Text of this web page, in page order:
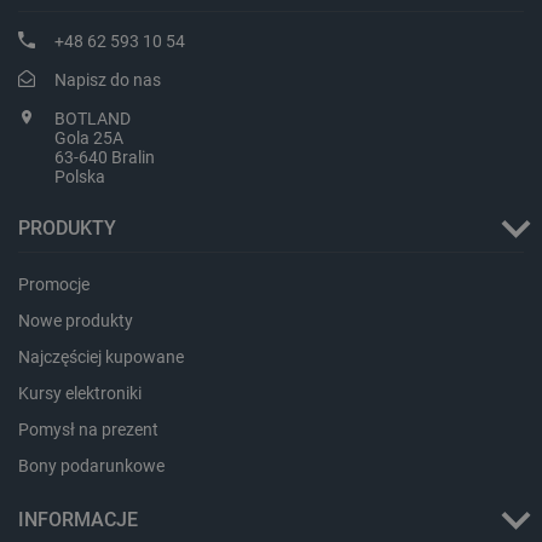
+48 62 593 10 54
Napisz do nas
BOTLAND
Gola 25A
63-640 Bralin
Polska
PRODUKTY
Promocje
Nowe produkty
Najczęściej kupowane
Kursy elektroniki
Pomysł na prezent
Bony podarunkowe
INFORMACJE
PHPSESSID